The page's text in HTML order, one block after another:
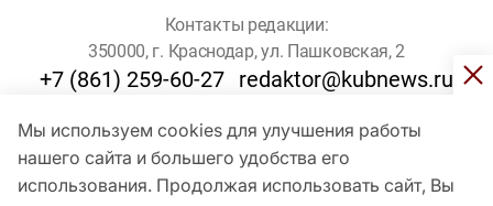
Мы используем cookies для улучшения работы
нашего сайта и большего удобства его
использования. Продолжая использовать сайт, Вы
Контакты редакции:
350000, г. Краснодар, ул. Пашковская, 2
+7 (861) 259-60-27 redaktor@kubnews.ru
Для пользователей старше 16 лет
© Кубанские Новости, 2017